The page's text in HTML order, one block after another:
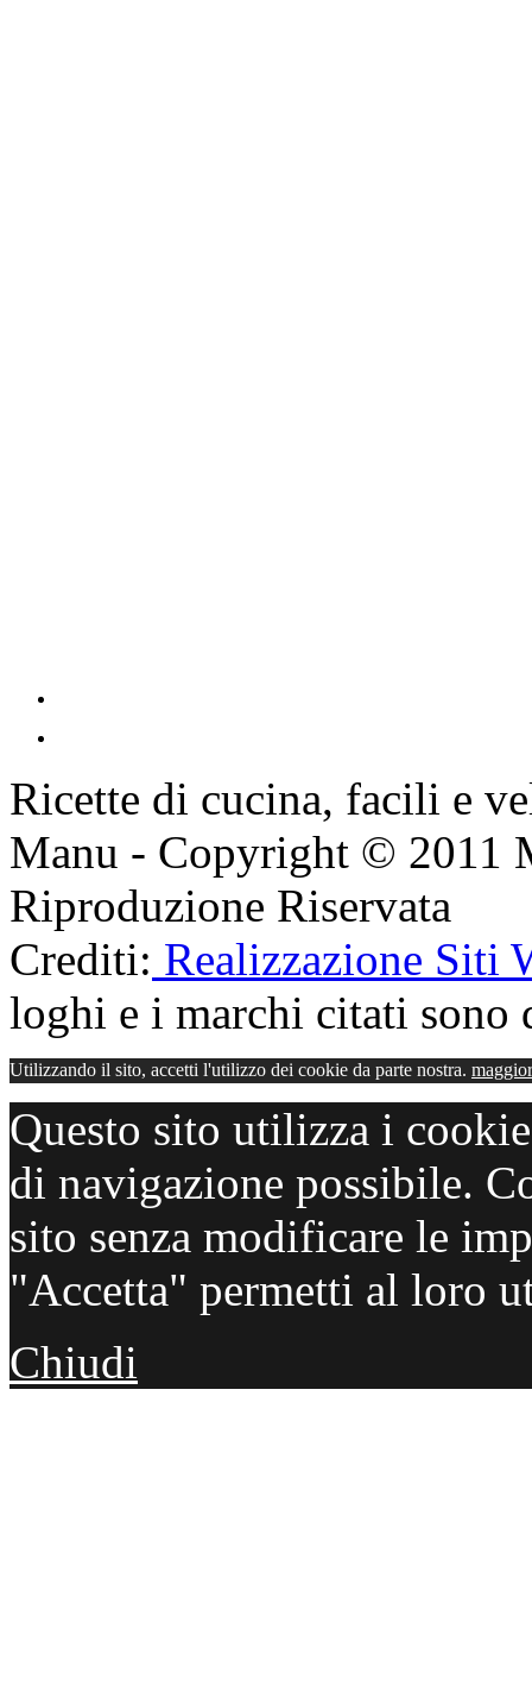
Ricette di cucina, facili e
Manu - Copyright © 2011
Riproduzione Riservata
Crediti: Realizzazione Siti
loghi e i marchi citati
Utilizzando il sito, accetti l'utilizzo dei cookie da parte nostra.
Questo sito utilizza i
di navigazione possibile.
sito senza modificare le
"Accetta" permetti al loro
Chiudi